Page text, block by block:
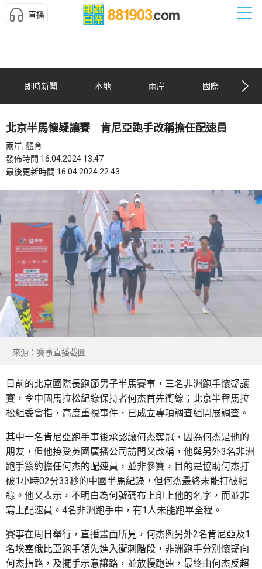
直播
即時新聞 本地 兩岸 國際
北京半馬懷疑讓賽 肯尼亞跑手改稱擔任配速員
兩岸, 體育
發佈時間 16.04.2024 13:47
最後更新時間 16.04.2024 22:43
來源：賽事直播截圖
日前的北京國際長跑節男子半馬賽事，三名非洲跑手懷疑讓
賽，令中國馬拉松紀錄保持者何杰首先衝線；北京半程馬拉
松組委會指，高度重視事件，已成立專項調查組開展調查。
其中一名肯尼亞跑手事後承認讓何杰奪冠，因為何杰是他的
朋友，但他接受英國廣播公司訪問又改稱，他與另外3名非洲
跑手簽約擔任何杰的配速員，並非參賽，目的是協助何杰打
破1小時02分33秒的中國半馬紀錄，但何杰最終未能打破紀
錄。他又表示，不明白為何號碼布上印上他的名字，而並非
寫上配速員。4名非洲跑手中，有1人未能跑畢全程。
賽事在周日舉行，直播畫面所見，何杰與另外2名肯尼亞及1
名埃塞俄比亞跑手領先進入衝刺階段，非洲跑手分別懷疑向
何杰指路，及擺手示意讓路，並放慢跑速，最終由何杰反超